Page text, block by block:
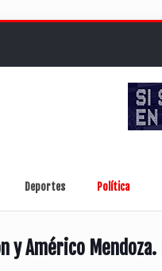
Deportes Política
y Américo